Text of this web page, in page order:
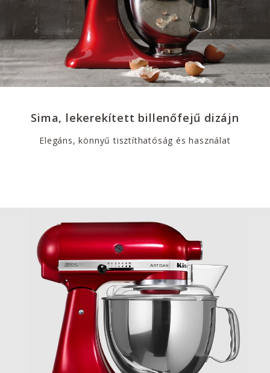
Sima, lekerekített billenőfejű dizájn
Elegáns, könnyű tisztíthatóság és használat